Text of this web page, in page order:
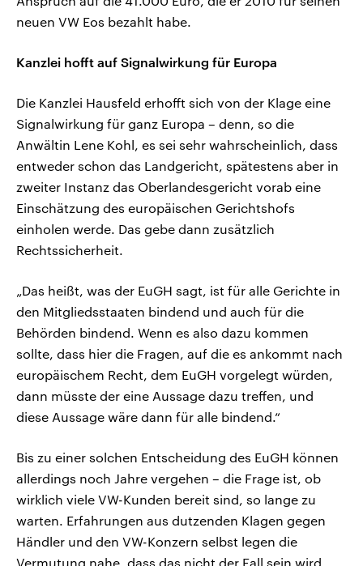
neuen VW Eos bezahlt habe.
Kanzlei hofft auf Signalwirkung für Europa
Die Kanzlei Hausfeld erhofft sich von der Klage eine
Signalwirkung für ganz Europa – denn, so die
Anwältin Lene Kohl, es sei sehr wahrscheinlich, dass
entweder schon das Landgericht, spätestens aber in
zweiter Instanz das Oberlandesgericht vorab eine
Einschätzung des europäischen Gerichtshofs
einholen werde. Das gebe dann zusätzlich
Rechtssicherheit.
„Das heißt, was der EuGH sagt, ist für alle Gerichte in
den Mitgliedsstaaten bindend und auch für die
Behörden bindend. Wenn es also dazu kommen
sollte, dass hier die Fragen, auf die es ankommt nach
europäischem Recht, dem EuGH vorgelegt würden,
dann müsste der eine Aussage dazu treffen, und
diese Aussage wäre dann für alle bindend.“
Bis zu einer solchen Entscheidung des EuGH können
allerdings noch Jahre vergehen – die Frage ist, ob
wirklich viele VW-Kunden bereit sind, so lange zu
warten. Erfahrungen aus dutzenden Klagen gegen
Händler und den VW-Konzern selbst legen die
Vermutung nahe, dass das nicht der Fall sein wird.